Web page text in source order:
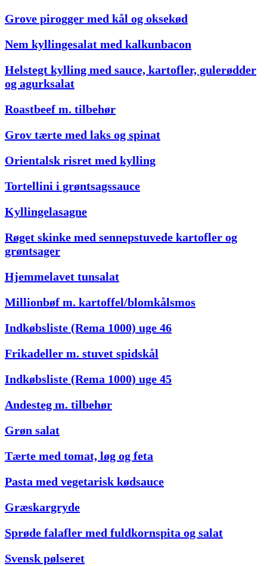
Grove pirogger med kål og oksekød
Nem kyllingesalat med kalkunbacon
Helstegt kylling med sauce, kartofler, gulerødder
og agurksalat
Roastbeef m. tilbehør
Grov tærte med laks og spinat
Orientalsk risret med kylling
Tortellini i grøntsagssauce
Kyllingelasagne
Røget skinke med sennepstuvede kartofler og
grøntsager
Hjemmelavet tunsalat
Millionbøf m. kartoffel/blomkålsmos
Indkøbsliste (Rema 1000) uge 46
Frikadeller m. stuvet spidskål
Indkøbsliste (Rema 1000) uge 45
Andesteg m. tilbehør
Grøn salat
Tærte med tomat, løg og feta
Pasta med vegetarisk kødsauce
Græskargryde
Sprøde falafler med fuldkornspita og salat
Svensk pølseret